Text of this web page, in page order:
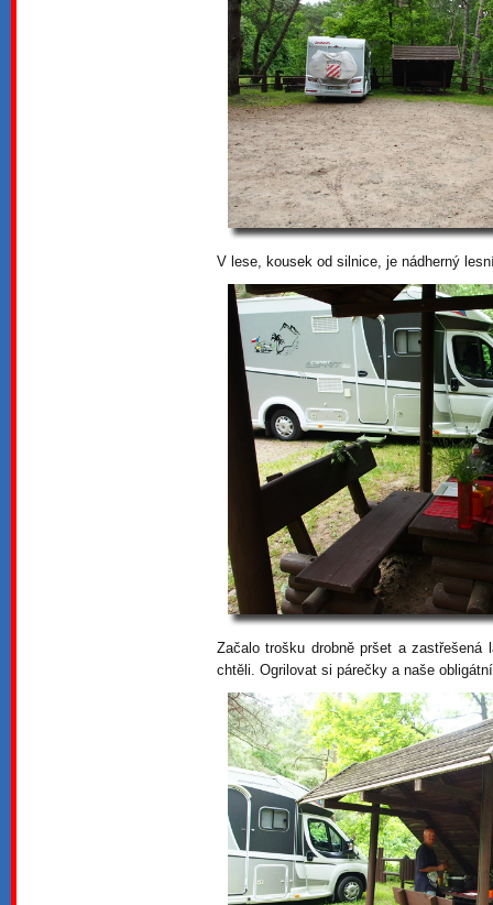
V lese, kousek od silnice, je nádherný
Začalo trošku drobně pršet a
chtěli. Ogrilovat si párečky a naše